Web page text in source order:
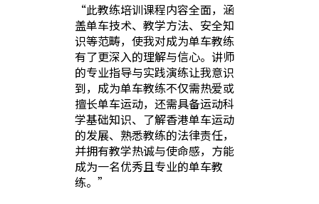
“此教练培训课程内容全面，涵
盖单车技术、教学方法、安全知
识等范畴，使我对成为单车教练
有了更深入的理解与信心。讲师
的专业指导与实践演练让我意识
到，成为单车教练不仅需热爱或
擅长单车运动，还需具备运动科
学基础知识、了解香港单车运动
的发展、熟悉教练的法律责任，
并拥有教学热诚与使命感，方能
成为一名优秀且专业的单车教
练。”